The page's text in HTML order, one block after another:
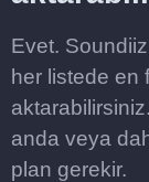
Evet.
her listede en
anda veya
plan gerekir.